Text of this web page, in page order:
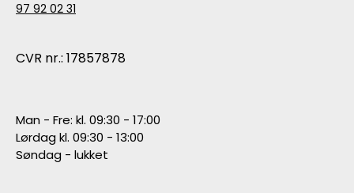
97 92 02 31
CVR nr.: 17857878
Man - Fre: kl. 09:30 - 17:00
Lørdag kl. 09:30 - 13:00
Søndag - lukket